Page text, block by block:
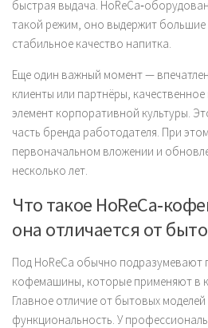
быстрая выдача.
такой режим, оно выдержит
стабильное качество напитка.
Еще один важный момент —
клиенты или партнёры,
элемент корпоративной культуры.
часть бренда работодателя. При
первоначальном вложении и
несколько лет.
Что такое
она отличается от
Под HoReCa обычно
кофемашины, которые применяют в
Главное отличие от бытовых
функциональность. У